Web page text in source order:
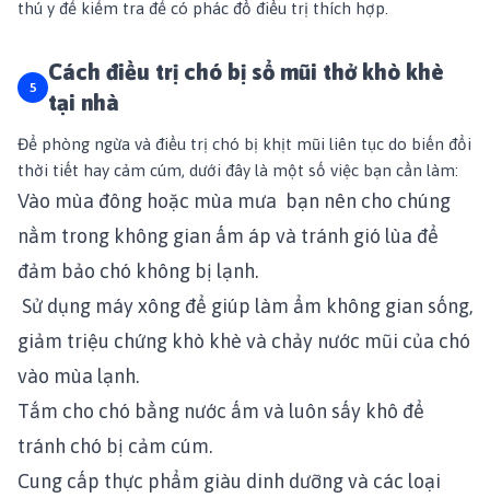
thú y để kiểm tra để có phác đồ điều trị thích hợp.
Cách điều trị chó bị sổ mũi thở khò khè
tại nhà
Để phòng ngừa và điều trị chó bị khịt mũi liên tục do biến đổi
thời tiết hay cảm cúm, dưới đây là một số việc bạn cần làm:
Vào mùa đông hoặc mùa mưa bạn nên cho chúng
nằm trong không gian ấm áp và tránh gió lùa để
đảm bảo chó không bị lạnh.
Sử dụng máy xông để giúp làm ẩm không gian sống,
giảm triệu chứng khò khè và chảy nước mũi của chó
vào mùa lạnh.
Tắm cho chó bằng nước ấm và luôn sấy khô để
tránh chó bị cảm cúm.
Cung cấp thực phẩm giàu dinh dưỡng và các loại